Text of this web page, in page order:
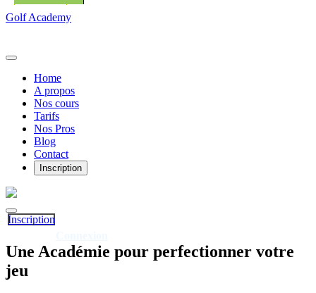
Golf Academy
Home
A propos
Nos cours
Tarifs
Nos Pros
Blog
Contact
Inscription
Inscription
Une Académie pour perfectionner votre
jeu